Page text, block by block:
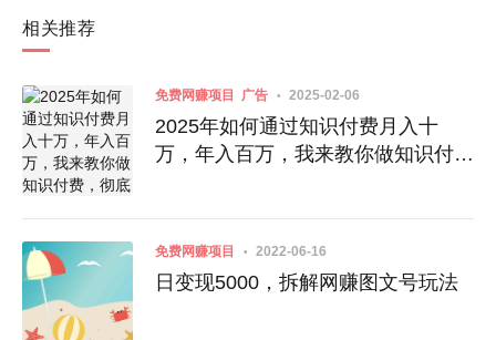
相关推荐
免费网赚项目 广告 2025-02-06
2025年如何通过知识付费月入十
万，年入百万，我来教你做知识付
免费网赚项目 2022-06-16
日变现5000，拆解网赚图文号玩法